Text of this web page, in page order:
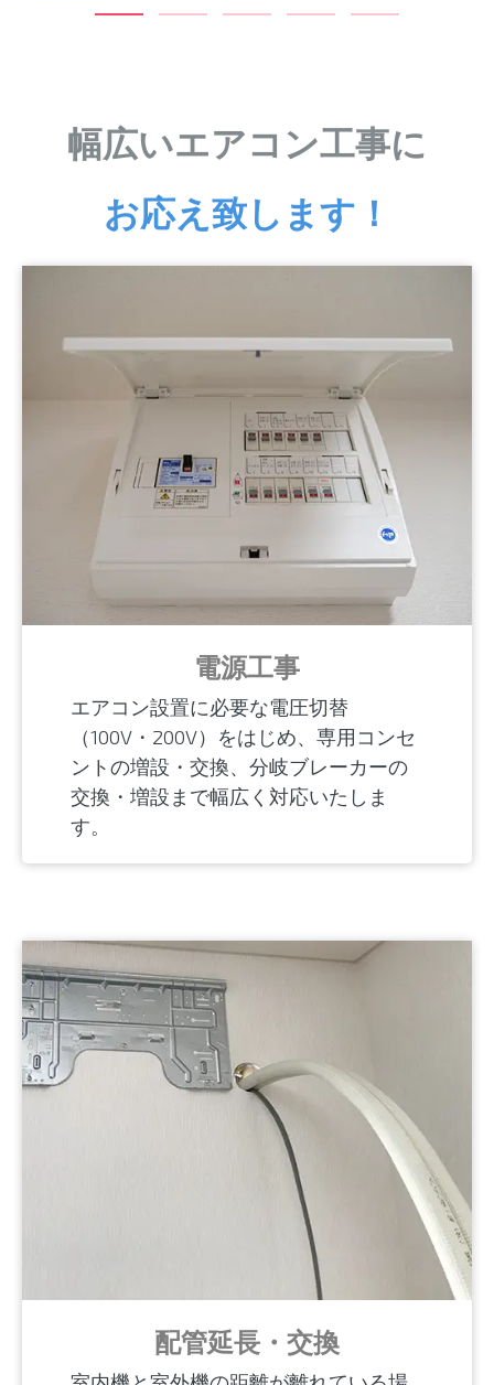
幅広いエアコン工事に
お応え致します！
電源工事
エアコン設置に必要な電圧切替
（100V・200V）をはじめ、専用コンセ
ントの増設・交換、分岐ブレーカーの
交換・増設まで幅広く対応いたしま
す。
配管延長・交換